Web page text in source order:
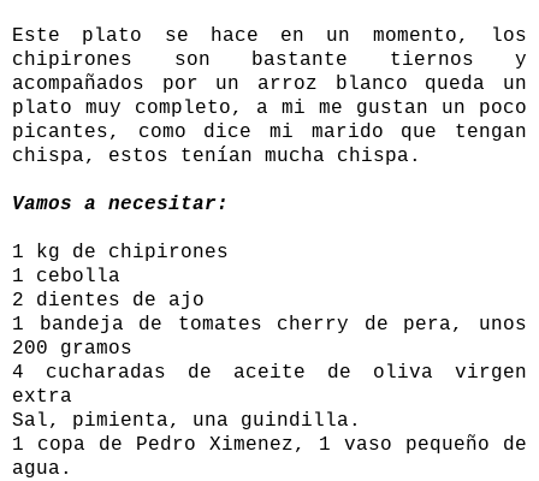
Este plato se hace en un momento, los
chipirones son bastante tiernos y
acompañados por un arroz blanco queda un
plato muy completo, a mi me gustan un poco
picantes, como dice mi marido que tengan
chispa, estos tenían mucha chispa.
Vamos a necesitar:
1 kg de chipirones
1 cebolla
2 dientes de ajo
1 bandeja de tomates cherry de pera, unos
200 gramos
4 cucharadas de aceite de oliva virgen
extra
Sal, pimienta, una guindilla.
1 copa de Pedro Ximenez, 1 vaso pequeño de
agua.